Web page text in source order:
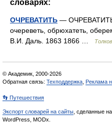
словарях:
ОЧРЕВАТИТЬ — ОЧРЕВАТИТЬ,
очереветь, обрюхатеть,
В.И. Даль. 1863 1866 …
© Академик, 2000-2026
Обратная связь: Техподдержка Реклама
👣 Путешествия
Экспорт словарей на сайты , сделанные
WordPress, MODx.